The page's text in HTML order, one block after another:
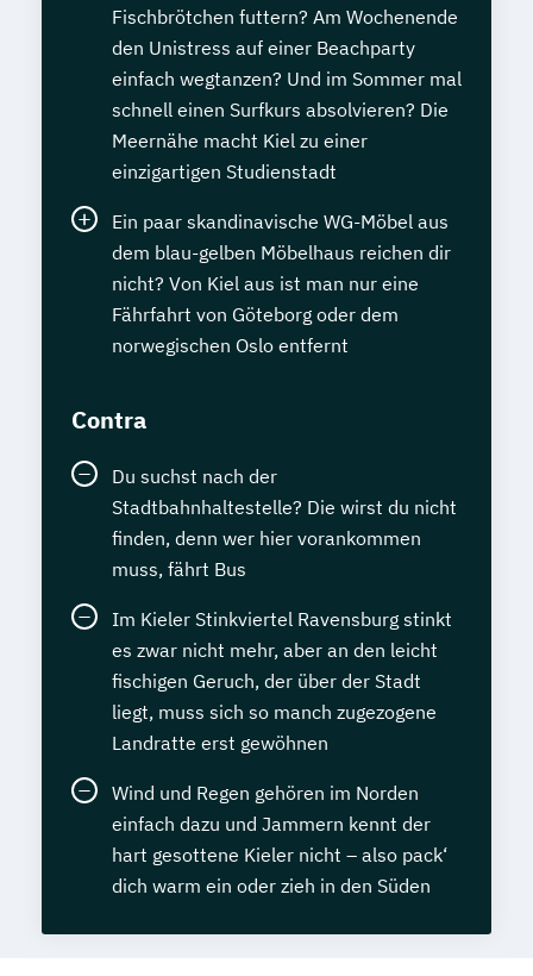
Fischbrötchen futtern? Am Wochenende
den Unistress auf einer Beachparty
einfach wegtanzen? Und im Sommer mal
schnell einen Surfkurs absolvieren? Die
Meernähe macht Kiel zu einer
einzigartigen Studienstadt
Ein paar skandinavische WG-Möbel aus
dem blau-gelben Möbelhaus reichen dir
nicht? Von Kiel aus ist man nur eine
Fährfahrt von Göteborg oder dem
norwegischen Oslo entfernt
Contra
Du suchst nach der
Stadtbahnhaltestelle? Die wirst du nicht
finden, denn wer hier vorankommen
muss, fährt Bus
Im Kieler Stinkviertel Ravensburg stinkt
es zwar nicht mehr, aber an den leicht
fischigen Geruch, der über der Stadt
liegt, muss sich so manch zugezogene
Landratte erst gewöhnen
Wind und Regen gehören im Norden
einfach dazu und Jammern kennt der
hart gesottene Kieler nicht – also pack‘
dich warm ein oder zieh in den Süden